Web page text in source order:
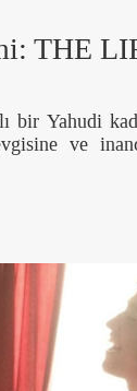
THE
bir Yahudi
ve